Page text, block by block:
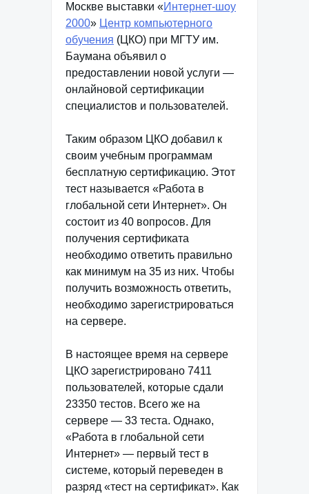
Москве выставки «Интернет-шоу
2000» Центр компьютерного
обучения (ЦКО) при МГТУ им.
Баумана объявил о
предоставлении новой услуги —
онлайновой сертификации
специалистов и пользователей.
Таким образом ЦКО добавил к
своим учебным программам
бесплатную сертификацию. Этот
тест называется «Работа в
глобальной сети Интернет». Он
состоит из 40 вопросов. Для
получения сертификата
необходимо ответить правильно
как минимум на 35 из них. Чтобы
получить возможность ответить,
необходимо зарегистрироваться
на сервере.
В настоящее время на сервере
ЦКО зарегистрировано 7411
пользователей, которые сдали
23350 тестов. Всего же на
сервере — 33 теста. Однако,
«Работа в глобальной сети
Интернет» — первый тест в
системе, который переведен в
разряд «тест на сертификат». Как